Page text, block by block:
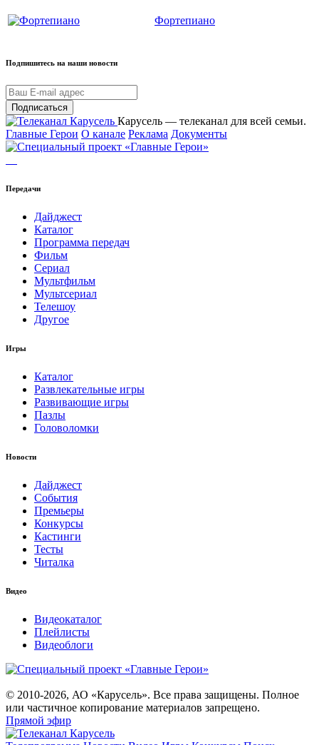
Фортепиано
Подпишитесь на наши новости
Подписаться
Карусель — телеканал для всей семьи.
Главные Герои О канале Реклама Документы
Передачи
Дайджест
Каталог
Программа передач
Фильм
Сериал
Мультфильм
Мультсериал
Телешоу
Другое
Игры
Каталог
Развлекательные игры
Развивающие игры
Пазлы
Головоломки
Новости
Дайджест
События
Премьеры
Конкурсы
Кастинги
Тесты
Читалка
Видео
Видеокаталог
Плейлисты
Видеоблоги
© 2010-2026, АО «Карусель». Все права защищены. Полное
или частичное копирование материалов запрещено.
Прямой эфир